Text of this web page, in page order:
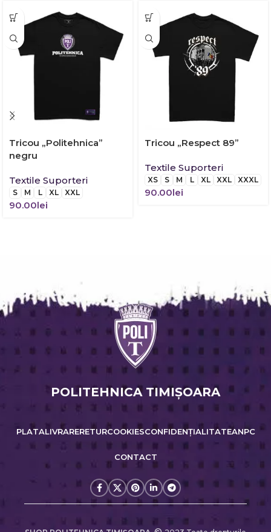
Tricou „Politehnica”
negru
Textile Suporteri
S M L XL XXL
90.00lei
Tricou „Respect 89”
Textile Suporteri
XS S M L XL XXL XXXL
90.00lei
POLITEHNICA TIMIŞOARA
PLATALIVRARERETURCOOKIESCONFIDENȚIALITATEANPC
CONTACT